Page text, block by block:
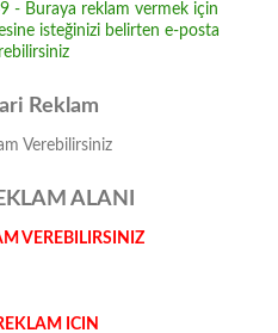
Reklam
Verebilirsiniz
ALANI
VEREBILIRSINIZ
ICIN